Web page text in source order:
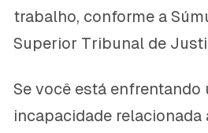
trabalho, conforme a
Superior Tribunal de
Se você está enfrentando
incapacidade relacionada